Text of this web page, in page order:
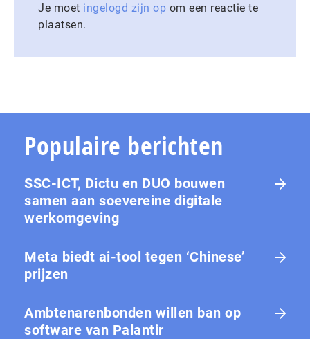
Je moet ingelogd zijn op om een reactie te
plaatsen.
Populaire berichten
SSC-ICT, Dictu en DUO bouwen
samen aan soevereine digitale
werkomgeving
Meta biedt ai-tool tegen ‘Chinese’
prijzen
Ambtenarenbonden willen ban op
software van Palantir